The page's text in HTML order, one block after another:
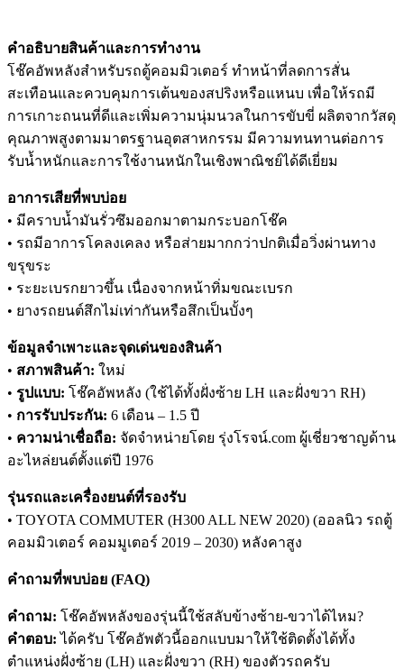
คำอธิบายสินค้าและการทำงาน
โช๊คอัพหลังสำหรับรถตู้คอมมิวเตอร์ ทำหน้าที่ลดการสั่น
สะเทือนและควบคุมการเต้นของสปริงหรือแหนบ เพื่อให้รถมี
การเกาะถนนที่ดีและเพิ่มความนุ่มนวลในการขับขี่ ผลิตจากวัสดุ
คุณภาพสูงตามมาตรฐานอุตสาหกรรม มีความทนทานต่อการ
รับน้ำหนักและการใช้งานหนักในเชิงพาณิชย์ได้ดีเยี่ยม
อาการเสียที่พบบ่อย
• มีคราบน้ำมันรั่วซึมออกมาตามกระบอกโช๊ค
• รถมีอาการโคลงเคลง หรือส่ายมากกว่าปกติเมื่อวิ่งผ่านทาง
ขรุขระ
• ระยะเบรกยาวขึ้น เนื่องจากหน้าทิ่มขณะเบรก
• ยางรถยนต์สึกไม่เท่ากันหรือสึกเป็นบั้งๆ
ข้อมูลจำเพาะและจุดเด่นของสินค้า
• สภาพสินค้า: ใหม่
• รูปแบบ: โช๊คอัพหลัง (ใช้ได้ทั้งฝั่งซ้าย LH และฝั่งขวา RH)
• การรับประกัน: 6 เดือน – 1.5 ปี
• ความน่าเชื่อถือ: จัดจำหน่ายโดย รุ่งโรจน์.com ผู้เชี่ยวชาญด้าน
อะไหล่ยนต์ตั้งแต่ปี 1976
รุ่นรถและเครื่องยนต์ที่รองรับ
• TOYOTA COMMUTER (H300 ALL NEW 2020) (ออลนิว รถตู้
คอมมิวเตอร์ คอมมูเตอร์ 2019 – 2030) หลังคาสูง
คำถามที่พบบ่อย (FAQ)
คำถาม: โช๊คอัพหลังของรุ่นนี้ใช้สลับข้างซ้าย-ขวาได้ไหม?
คำตอบ: ได้ครับ โช๊คอัพตัวนี้ออกแบบมาให้ใช้ติดตั้งได้ทั้ง
ตำแหน่งฝั่งซ้าย (LH) และฝั่งขวา (RH) ของตัวรถครับ